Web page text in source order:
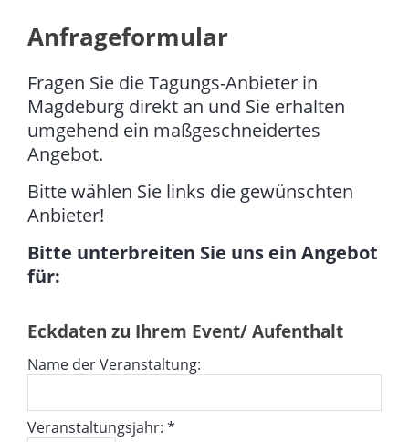
Anfrageformular
Fragen Sie die Tagungs-Anbieter in
Magdeburg direkt an und Sie erhalten
umgehend ein maßgeschneidertes
Angebot.
Bitte wählen Sie links die gewünschten
Anbieter!
Bitte unterbreiten Sie uns ein Angebot
für:
Eckdaten zu Ihrem Event/ Aufenthalt
Name der Veranstaltung:
Veranstaltungsjahr: *